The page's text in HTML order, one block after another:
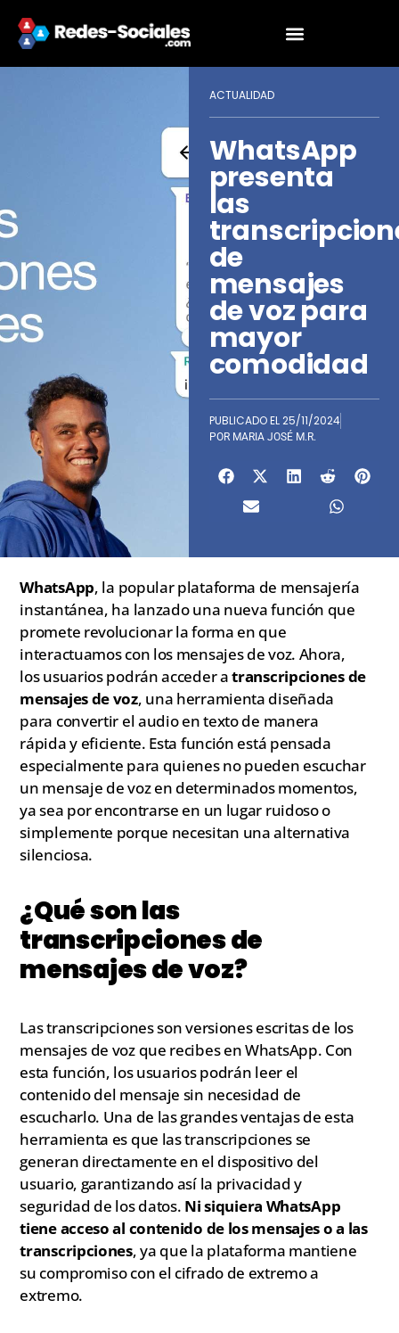
ACTUALIDAD
WhatsApp
presenta
las
de
mensajes
de voz para
mayor
comodidad
PUBLICADO EL25/11/2024
POR MARIA JOSÉ M.R.
WhatsApp, la popular plataforma de mensajería
instantánea, ha lanzado una nueva función que
promete revolucionar la forma en que
interactuamos con los mensajes de voz. Ahora,
los usuarios podrán acceder atranscripciones de
mensajes de voz, una herramienta diseñada
para convertir el audio en texto de manera
rápida y eficiente. Esta función está pensada
especialmente para quienes no pueden escuchar
un mensaje de voz en determinados momentos,
ya sea por encontrarse en un lugar ruidoso o
simplemente porque necesitan una alternativa
silenciosa.
¿Qué son las
transcripciones de
mensajes de voz?
Las transcripciones son versiones escritas de los
mensajes de voz que recibes en WhatsApp. Con
esta función, los usuarios podrán leer el
contenido del mensaje sin necesidad de
escucharlo. Una de las grandes ventajas de esta
herramienta es que las transcripciones se
generan directamente en el dispositivo del
usuario, garantizando así la privacidad y
seguridad de los datos. Ni siquiera WhatsApp
tiene acceso al contenido de los mensajes o a las
transcripciones, ya que la plataforma mantiene
su compromiso con el cifrado de extremo a
extremo.